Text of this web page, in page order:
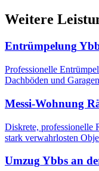
Weitere
Entrümpelung
Professionelle
Dachböden und
Messi-Wohnung
Diskrete, professionelle
stark verwahrlosten
UmzugYbbs an